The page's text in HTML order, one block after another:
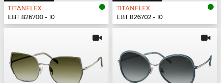
TITANFLEX
EBT 826700 - 10
TITANFLEX
EBT 826702 - 10